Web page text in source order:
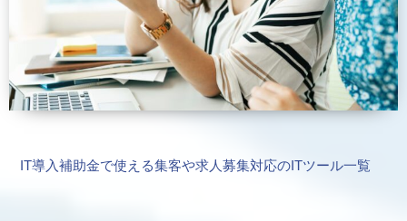
IT導入補助金で使える集客や求人募集対応のITツール一覧